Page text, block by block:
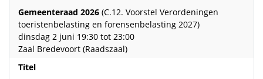
Gemeenteraad 2026 (C.12. Voorstel Verordeningen
toeristenbelasting en forensenbelasting 2027)
dinsdag 2 juni 19:30 tot 23:00
Zaal Bredevoort (Raadszaal)
Titel